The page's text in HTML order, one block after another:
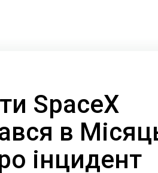
SpaceX
в
інцидент